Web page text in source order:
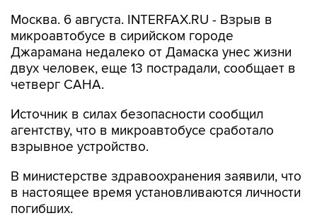
Москва. 6 августа. INTERFAX.RU - Взрыв в
микроавтобусе в сирийском городе
Джарамана недалеко от Дамаска унес жизни
двух человек, еще 13 пострадали, сообщает в
четверг САНА.
Источник в силах безопасности сообщил
агентству, что в микроавтобусе сработало
взрывное устройство.
В министерстве здравоохранения заявили, что
в настоящее время установливаются личности
погибших.